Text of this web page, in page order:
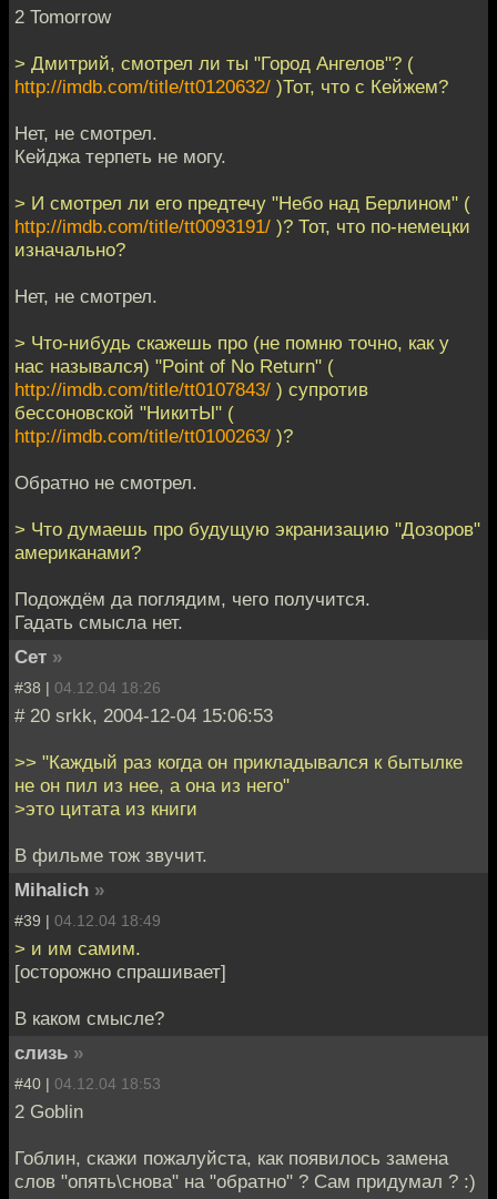
2 Tomorrow
> Дмитрий, смотрел ли ты "Город Ангелов"? (
http://imdb.com/title/tt0120632/ )Тот, что с Кейжем?
Нет, не смотрел.
Кейджа терпеть не могу.
> И смотрел ли его предтечу "Небо над Берлином" (
http://imdb.com/title/tt0093191/ )? Тот, что по-немецки
изначально?
Нет, не смотрел.
> Что-нибудь скажешь про (не помню точно, как у
нас назывался) "Point of No Return" (
http://imdb.com/title/tt0107843/ ) супротив
бессоновской "НикитЫ" (
http://imdb.com/title/tt0100263/ )?
Обратно не смотрел.
> Что думаешь про будущую экранизацию "Дозоров"
американами?
Подождём да поглядим, чего получится.
Гадать смысла нет.
Сет »
#38 | 04.12.04 18:26
# 20 srkk, 2004-12-04 15:06:53
>> "Каждый раз когда он прикладывался к бытылке
не он пил из нее, а она из него"
>это цитата из книги
В фильме тож звучит.
Mihalich »
#39 | 04.12.04 18:49
> и им самим.
[осторожно спрашивает]
В каком смысле?
слизь »
#40 | 04.12.04 18:53
2 Goblin
Гоблин, скажи пожалуйста, как появилось замена
слов "опять\снова" на "обратно" ? Сам придумал ? :)